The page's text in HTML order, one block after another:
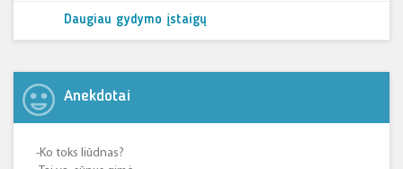
Daugiau gydymo įstaigų
Anekdotai
-Ko toks liūdnas?